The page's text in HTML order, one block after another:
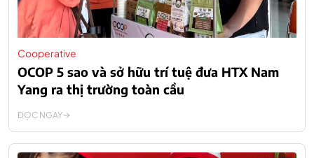
Cooperative
OCOP 5 sao và sở hữu trí tuệ đưa HTX Nam
Yang ra thị trường toàn cầu
ĐỌC NGAY